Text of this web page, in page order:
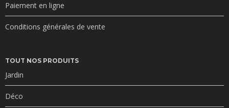
Paiement en ligne
Conditions générales de vente
TOUT NOS PRODUITS
Jardin
Déco